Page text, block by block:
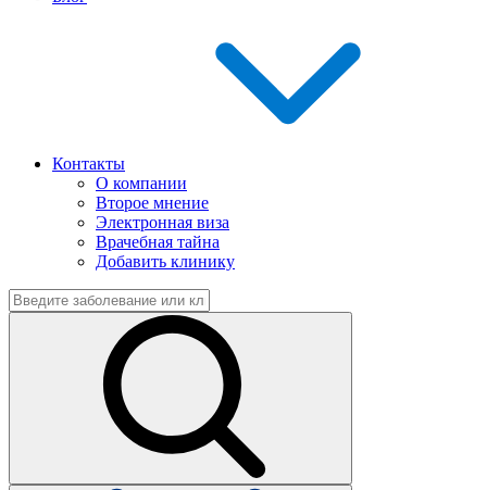
Контакты
О компании
Второе мнение
Электронная виза
Врачебная тайна
Добавить клинику